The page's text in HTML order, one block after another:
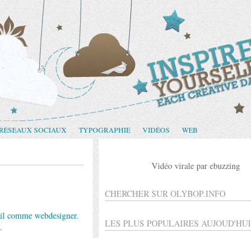
SOCIAUX TYPOGRAPHIE VIDÉOS WEB
comme webdesigner.
Vidéo virale par ebuzzing
CHERCHER SUR OLYBOP.INFO
LES PLUS POPULAIRES AUJOUD'HUI